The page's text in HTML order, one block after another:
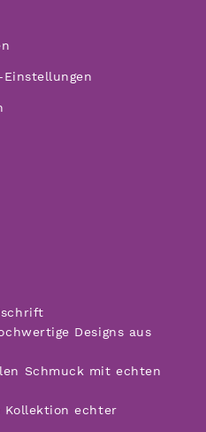
Designs aus
Schmuck mit echten
Kollektion echter